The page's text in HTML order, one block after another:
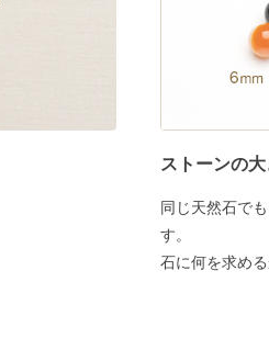
ストーンの
同じ天然石で
す。
石に何を求め